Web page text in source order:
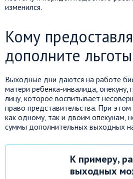
изменился.
Кому
дополните льготы
Выходные дни даются на работе
матери ребенка-инвалида, опекуну,
лицу, которое воспитывает
право представительства. При
как одному, так и двоим опекунам,
суммы дополнительных выходных
К примеру,
выходных